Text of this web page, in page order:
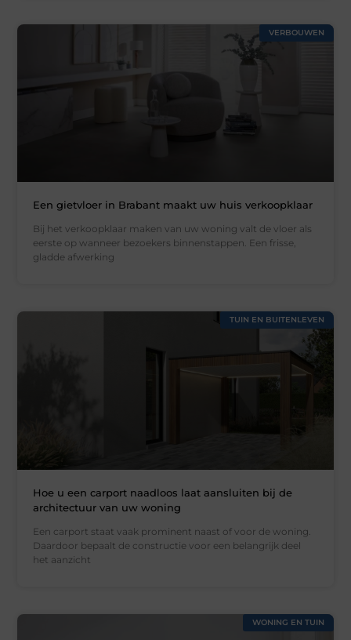
VERBOUWEN
Een gietvloer in Brabant maakt uw huis verkoopklaar
Bij het verkoopklaar maken van uw woning valt de vloer als
eerste op wanneer bezoekers binnenstappen. Een frisse,
gladde afwerking
TUIN EN BUITENLEVEN
Hoe u een carport naadloos laat aansluiten bij de
architectuur van uw woning
Een carport staat vaak prominent naast of voor de woning.
Daardoor bepaalt de constructie voor een belangrijk deel
het aanzicht
WONING EN TUIN